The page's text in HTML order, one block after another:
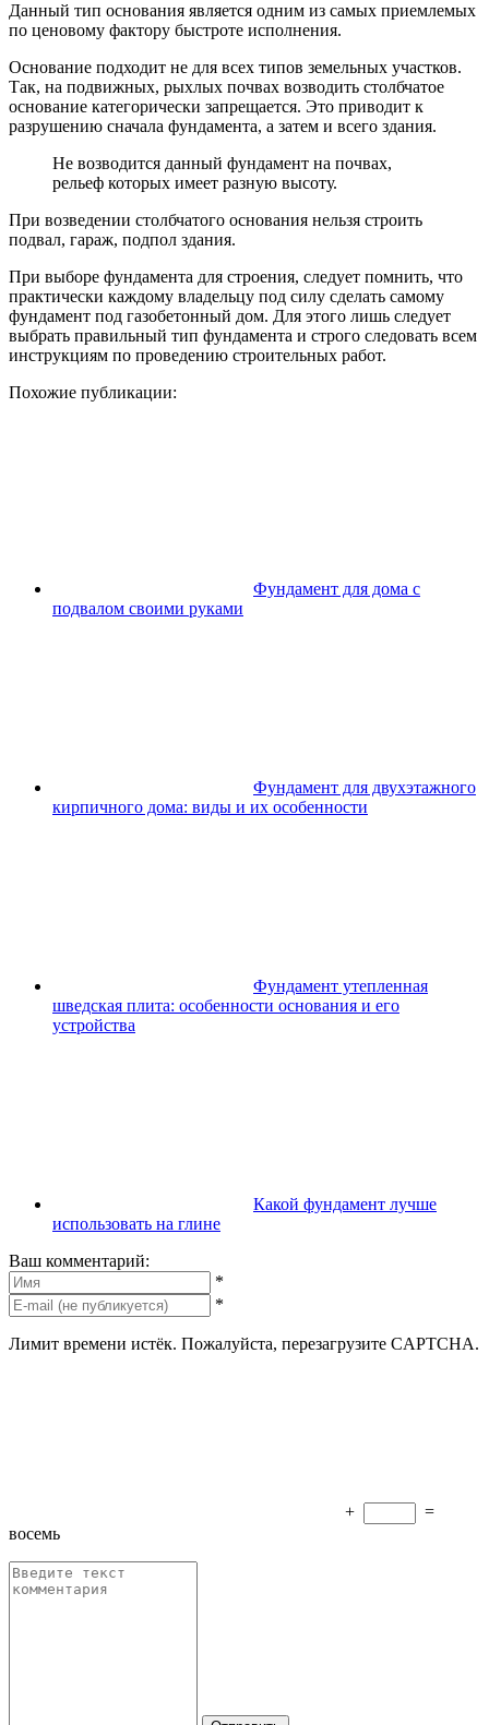
Данный тип основания является одним из самых приемлемых
по ценовому фактору быстроте исполнения.
Основание подходит не для всех типов земельных участков.
Так, на подвижных, рыхлых почвах возводить столбчатое
основание категорически запрещается. Это приводит к
разрушению сначала фундамента, а затем и всего здания.
Не возводится данный фундамент на почвах,
рельеф которых имеет разную высоту.
При возведении столбчатого основания нельзя строить
подвал, гараж, подпол здания.
При выборе фундамента для строения, следует помнить, что
практически каждому владельцу под силу сделать самому
фундамент под газобетонный дом. Для этого лишь следует
выбрать правильный тип фундамента и строго следовать всем
инструкциям по проведению строительных работ.
Похожие публикации:
Фундамент для дома с
подвалом своими руками
Фундамент для двухэтажного
кирпичного дома: виды и их особенности
Фундамент утепленная
шведская плита: особенности основания и его
устройства
Какой фундамент лучше
использовать на глине
Ваш комментарий:
*
*
Лимит времени истёк. Пожалуйста, перезагрузите CAPTCHA.
+
=
восемь